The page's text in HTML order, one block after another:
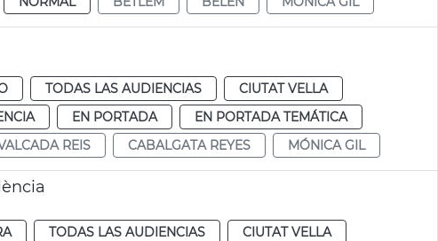
TODAS LAS AUDIENCIAS
CIUTAT VELLA
EN PORTADA
EN PORTADA TEMÁTICA
REIS CABALGATA REYES MÓNICA GIL
TODAS LAS AUDIENCIAS
CIUTAT VELLA